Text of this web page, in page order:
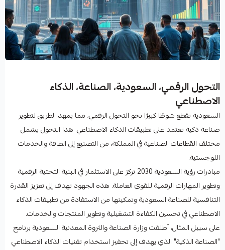
التحول الرقمي، السعودية، الصناعة، الذكاء
الاصطناعي
السعودية تقطع شوطًا كبيرًا نحو التحول الرقمي، مما يمهد الطريق لتطوير
صناعة ذكية تعتمد على تطبيقات الذكاء الاصطناعي. هذا التحول يشمل
مختلف القطاعات الصناعية في المملكة، من التصنيع إلى الطاقة والخدمات
اللوجستية.
مبادرات رؤية السعودية 2030 تركز على الاستثمار في البنية التحتية الرقمية
وتطوير المهارات الرقمية للقوى العاملة. هذه الجهود تهدف إلى تعزيز القدرة
التنافسية للصناعة السعودية وتمكينها من الاستفادة من تطبيقات الذكاء
الاصطناعي في تحسين الكفاءة التشغيلية وتطوير المنتجات والخدمات.
على سبيل المثال، أطلقت وزارة الصناعة والثروة المعدنية السعودية برنامج
"الصناعة الذكية" الذي يهدف إلى تحفيز استخدام تقنيات الذكاء الاصطناعي